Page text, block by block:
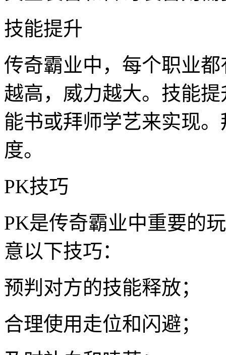
技能提升
传奇霸业中，每个职业
越高，威力越大。技能
能书或拜师学艺来实现
度。
PK技巧
PK是传奇霸业中重要的
意以下技巧：
预判对方的技能释放；
合理使用走位和闪避；